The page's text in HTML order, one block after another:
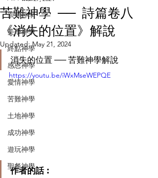
崇拜神學
美學神學
終點神學
感恩神學
愛情神學
苦難神學
土地神學
成功神學
遊玩神學
聖餐神學
苦難神學 ── 詩篇卷八
《消失的位置》解說
Updated:May 21, 2024
消失的位置 ── 苦難神學解說
https://youtu.be/iWxMseWEPQE
作者的話︰